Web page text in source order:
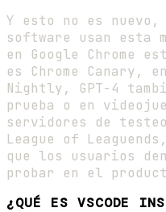
Y esto no es
software usan esta
en Google Chrome
es Chrome Canary,
Nightly, GPT-4
prueba o en
servidores de testeo
League of
que los usuarios
probar en el
¿QUÉ ES VSCODE